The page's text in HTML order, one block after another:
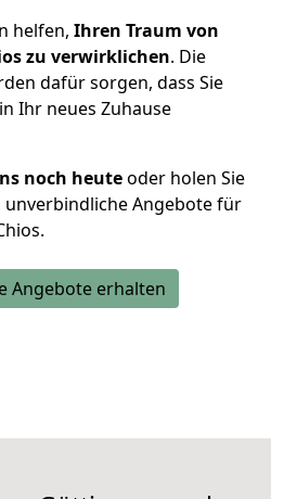
helfen, Ihren Traum von
zu verwirklichen. Die
dafür sorgen, dass Sie
in Ihr neues Zuhause
noch heuteoder holen Sie
Angebote für
Angebote erhalten